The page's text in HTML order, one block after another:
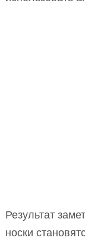
Результат
носки